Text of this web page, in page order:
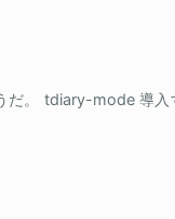
だ。 tdiary-mode 導入